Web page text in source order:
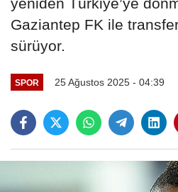
yeniden Türkiye’ye
Gaziantep FK ile
sürüyor.
SPOR 25 Ağustos 2025 - 04:39